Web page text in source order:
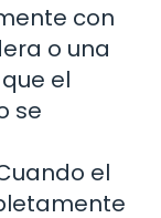
con
o una
el
se
el